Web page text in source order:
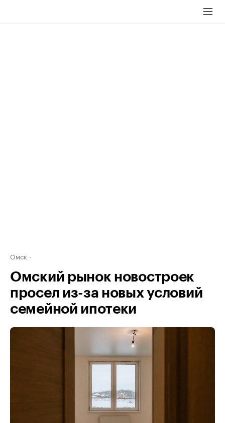
Омск
Омский рынок новостроек
просел из-за новых условий
семейной ипотеки